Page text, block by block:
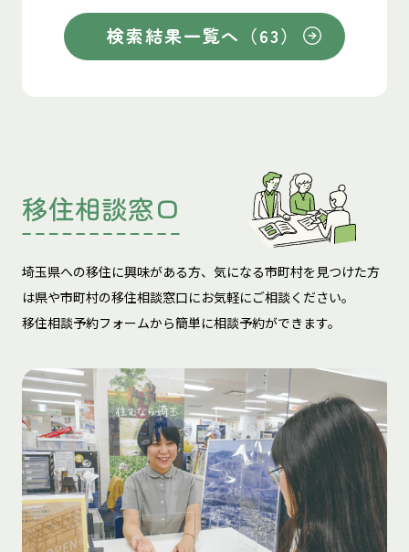
移住相談窓口
埼玉県への移住に興味がある方、気になる市町村を見つけた方
は県や市町村の移住相談窓口にお気軽にご相談ください。
移住相談予約フォームから簡単に相談予約ができます。